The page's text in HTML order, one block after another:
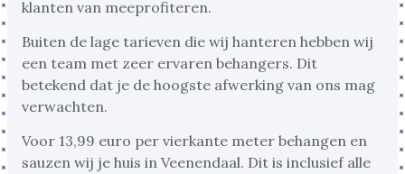
klanten van meeprofiteren.
Buiten de lage tarieven die wij hanteren hebben wij
een team met zeer ervaren behangers. Dit
betekend dat je de hoogste afwerking van ons mag
verwachten.
Voor 13,99 euro per vierkante meter behangen en
sauzen wij je huis in Veenendaal. Dit is inclusief alle